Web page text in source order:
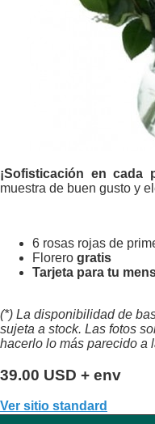
¡Sofisticación en cada
muestra de buen gusto y
6 rosas rojas de
Florero gratis
Tarjeta para tu
(*) La disponibilidad de
sujeta a stock. Las fotos
hacerlo lo más parecido a
39.00 USD + env
Ver sitio standard